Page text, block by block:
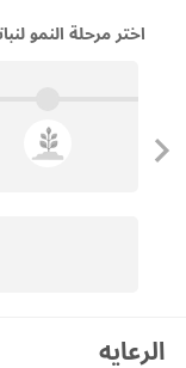
اختر مرحلة النمو
الرعايه